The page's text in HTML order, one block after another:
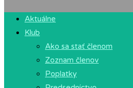
Aktuálne
Klub
Ako sa stať členom
Zoznam členov
Poplatky